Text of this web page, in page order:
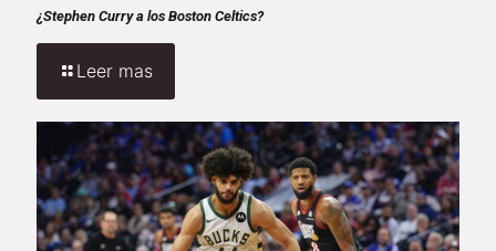
¿Stephen Curry a los Boston Celtics?
Leer mas